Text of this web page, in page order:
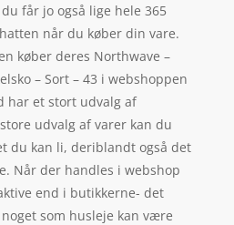
får jo også lige hele 365
når du køber din vare.
køber deres Northwave –
– Sort – 43 i webshoppen
har et stort udvalg af
udvalg af varer kan du
du kan li, deriblandt også det
Når der handles i webshop
end i butikkerne- det
som husleje kan være